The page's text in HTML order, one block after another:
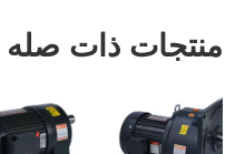
منتجات ذات صله